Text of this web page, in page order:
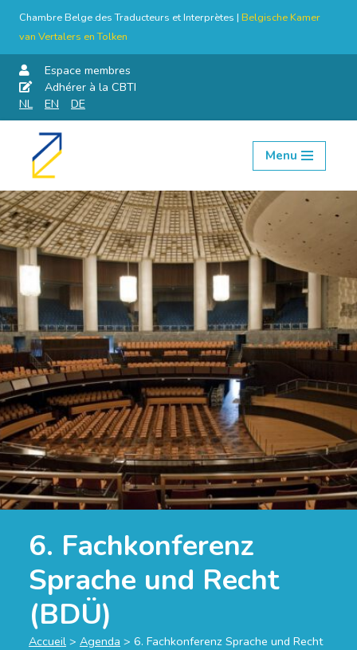
Chambre Belge des Traducteurs et Interprètes | Belgische Kamer
van Vertalers en Tolken
Espace membres
Adhérer à la CBTI
NL
EN DE
Aller
contenu
Menu
6. Fachkonferenz
Sprache und Recht
(BDÜ)
Accueil > Agenda > 6. Fachkonferenz Sprache und Recht